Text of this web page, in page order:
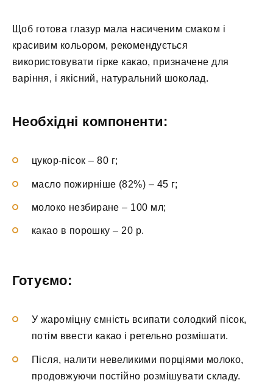
Щоб готова глазур мала насиченим смаком і
красивим кольором, рекомендується
використовувати гірке какао, призначене для
варіння, і якісний, натуральний шоколад.
Необхідні компоненти:
цукор-пісок – 80 г;
масло пожирніше (82%) – 45 г;
молоко незбиране – 100 мл;
какао в порошку – 20 р.
Готуємо:
У жароміцну ємність всипати солодкий пісок,
потім ввести какао і ретельно розмішати.
Після, налити невеликими порціями молоко,
продовжуючи постійно розмішувати складу.